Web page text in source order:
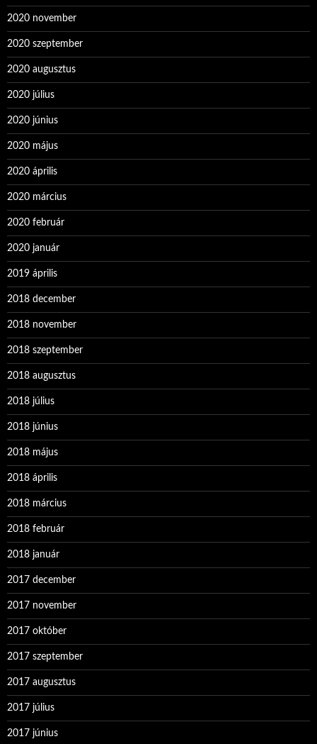
2020 november
2020 szeptember
2020 augusztus
2020 július
2020 június
2020 május
2020 április
2020 március
2020 február
2020 január
2019 április
2018 december
2018 november
2018 szeptember
2018 augusztus
2018 július
2018 június
2018 május
2018 április
2018 március
2018 február
2018 január
2017 december
2017 november
2017 október
2017 szeptember
2017 augusztus
2017 július
2017 június